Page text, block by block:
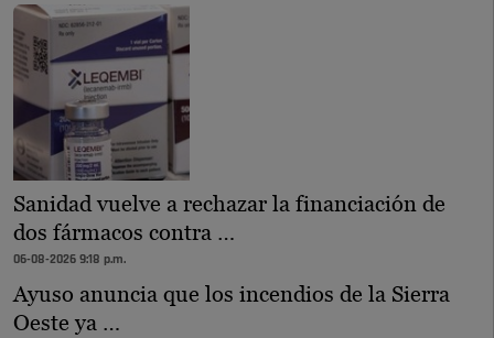
Sanidad vuelve a rechazar la financiación de
dos fármacos contra …
06-08-2026 9:18 p.m.
Ayuso anuncia que los incendios de la Sierra
Oeste ya …